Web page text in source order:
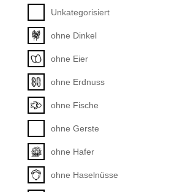
Unkategorisiert
ohne Dinkel
ohne Eier
ohne Erdnuss
ohne Fische
ohne Gerste
ohne Hafer
ohne Haselnüsse